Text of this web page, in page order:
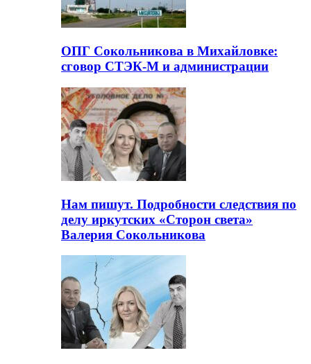
ОПГ Сокольникова в Михайловке:
сговор СТЭК-М и администрации
Нам пишут. Подробности следствия по
делу иркутских «Сторон света»
Валерия Сокольникова